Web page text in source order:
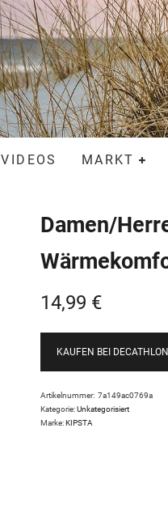
VIDEOS MARKT
Damen/
14,99 €
KAUFEN BEI DECATHLON
Artikelnummer: 7a149ac0769a
Kategorie:Unkategorisiert
Marke:KIPSTA